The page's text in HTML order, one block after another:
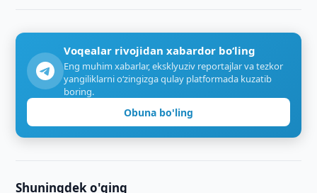
Voqealar rivojidan xabardor bo‘ling
Eng muhim xabarlar, eksklyuziv reportajlar va tezkor
yangiliklarni o‘zingizga qulay platformada kuzatib
boring.
Obuna bo'ling
Shuningdek o'qing